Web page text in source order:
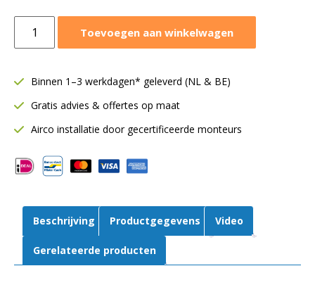
stekker
polig
randaarde
wit
Toevoegen aan winkelwagen
Binnen 1–3 werkdagen* geleverd (NL & BE)
Gratis advies & offertes op maat
Airco installatie door gecertificeerde monteurs
Beschrijving Productgegevens Video
Gerelateerde producten